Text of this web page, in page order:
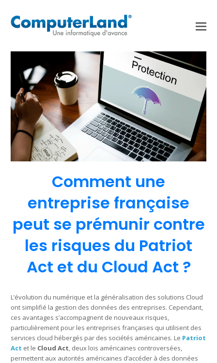
Comment une
entreprise française
peut se prémunir contre
les risques du Patriot
Act et du Cloud Act ?
L’évolution du numérique et la généralisation des solutions Cloud
ont simplifié la gestion des données des entreprises. Cependant,
ces avantages s’accompagnent de nouveaux risques,
particulièrement pour les entreprises françaises qui utilisent des
services cloud hébergés par des sociétés américaines. Le Patriot
Act et le Cloud Act, deux lois américaines controversées,
permettent aux autorités américaines d’accéder à des données